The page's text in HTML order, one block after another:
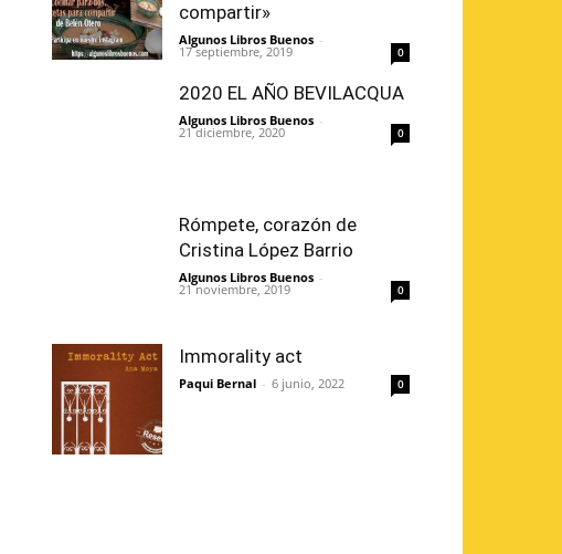
compartir»
Algunos Libros Buenos -
17 septiembre, 2019 0
2020 EL AÑO BEVILACQUA
Algunos Libros Buenos -
21 diciembre, 2020 0
Rómpete, corazón de
Cristina López Barrio
Algunos Libros Buenos -
21 noviembre, 2019 0
Immorality act
Paqui Bernal - 6 junio, 2022 0